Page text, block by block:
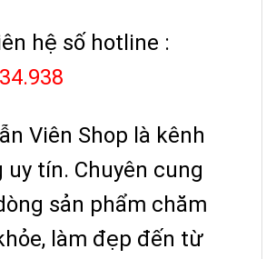
hệ số hotline :
Viên Shop là kênh
uy tín. Chuyên cung
sản phẩm chăm
làm đẹp đến từ